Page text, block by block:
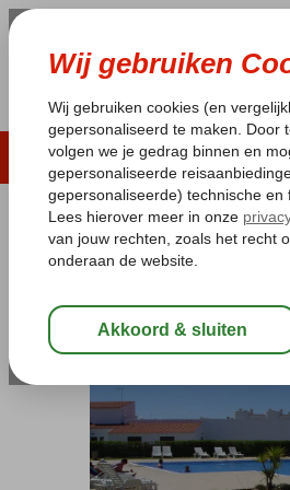
LAST MINUTE
Pakketgarantie
Home
Portugal Algarve
Quintinha
Logies-